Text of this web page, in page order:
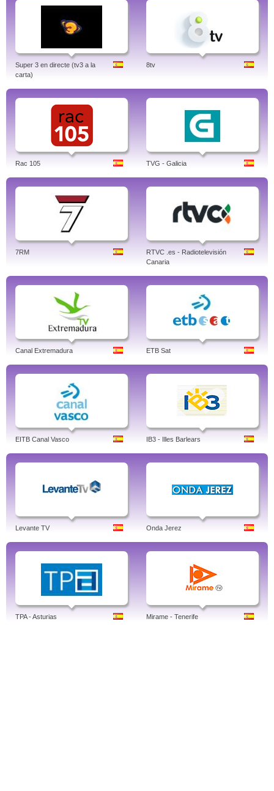
Super 3 en directe (tv3 a la
carta)
8tv
Rac 105 TVG - Galicia
7RM
RTVC .es - Radiotelevisión
Canaria
Canal Extremadura ETB Sat
EITB Canal Vasco IB3 - Illes Barlears
Levante TV Onda Jerez
TPA - Asturias Mirame - Tenerife